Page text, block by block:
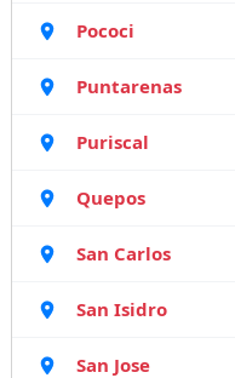
Pococi
Puntarenas
Puriscal
Quepos
San Carlos
San Isidro
San Jose